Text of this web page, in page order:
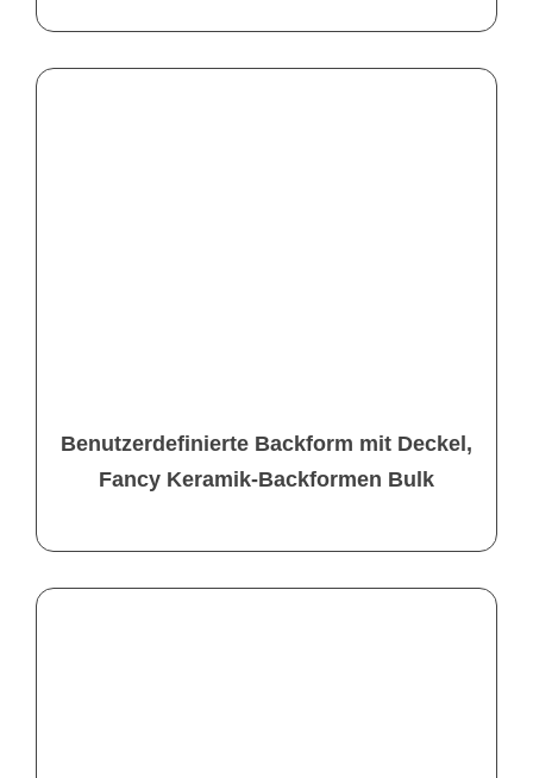
Benutzerdefinierte Backform mit Deckel,
Fancy Keramik-Backformen Bulk